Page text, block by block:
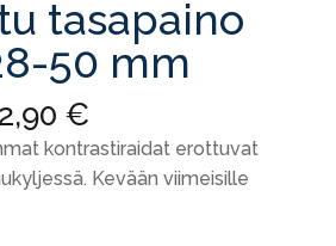
tasapaino
50 mm
€
kontrastiraidat erottuvat
Kevään viimeisille